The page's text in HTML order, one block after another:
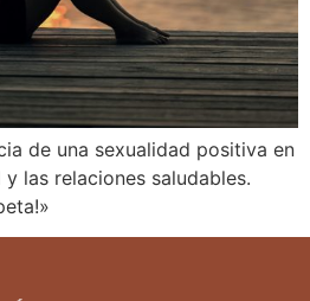
de una sexualidad positiva en
las relaciones saludables.